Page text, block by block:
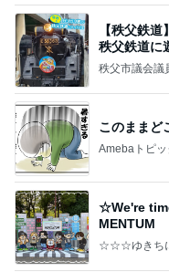
【秩父鉄
秩父鉄道に
秩父市議会議
このままど
Amebaトピッ
☆We're
MENTUM
☆☆☆ゆきち